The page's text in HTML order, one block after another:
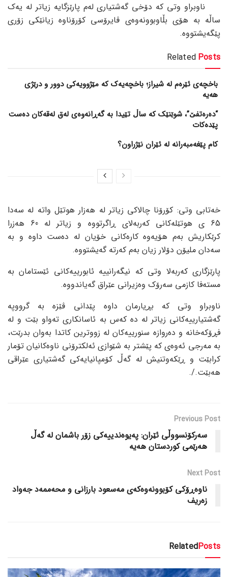
ناوبراو وتی کە دۆخی گەشتیاری لەم پارێزگایە زیاتر لە یەک
ساڵە بە هۆی بڵاوبوونەوەی ڤایرۆسی کۆرۆناوە زیانێکی زۆری
پێگەیشتووە.
Related Posts
باخچەی ئێرەم لە شیراز؛ باخچەیەک کە مێژوویەکی دوور و درێژی
هەیە
“دەرەتفێ”، شوێنێک کە ساڵ تێیدا بە گەڕانەوەی لەق لەقەکان دەست
پێدەکات
کام پێغەمبەرانە لە ئێران نێژراون؟
خەتابی وتی: کۆرۆنا چالاکی زیاتر لە هەزار هوتێل واتە لە سەدا
65 ی هوتێلەکانی کەربەلای ڕاگرتووە و زیاتر لە 60 هەزرا
کرێکاریش بەم هۆیەوە کارەکانی خۆیان لە دەست داوە و بە
سەدان ملیۆن دۆلار زیان بەم کەرتە گەیشتووە.
پارێزگاری کەربەلا وتی کە نیگەرانییە ئابورییەکانی ئێستامان بە
مستەفا کازمی سەرۆک وەزیرانی عێراق گەیاندووە.
ناوبراو وتی کە بڕیارمان داوە پێدانی ڤێزە بە گرووپە
گەشتیارییەکانی زیاتر لە دە کەس بە ئاسانکاری تەواو بێت و لە
فڕۆکەخانە و دەروازە سنورییەکان لە زووترین کاتدا بەوان بدرێت،
بە مەرجی ئەوەی کە پێشتر بە شێوازی ئەلکترۆنی ناوەکانیان تۆمار
کرابێت و ڕێکەوتنیش لە گەڵ کۆمپانیایەکی گەشتیاری عێراقی
هەبێت./.
Previous Post
سەرکۆنسووڵی ئێران: پەیوەندییەکی زۆر باشمان لە گەڵ
هەرێمی کوردستان هەیە
Next Post
ناوەڕۆکی کۆبوونەوەکەی مەسعود بارزانی و محەممەد جەواد
زەریف
RelatedPosts